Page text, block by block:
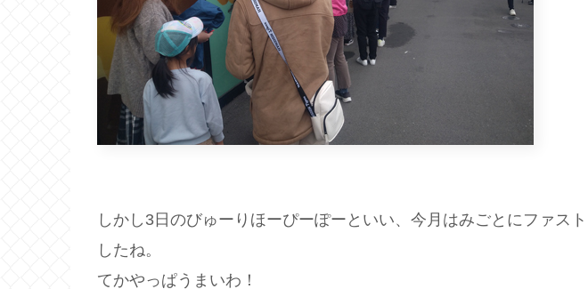
しかし3日のびゅーりほーぴーぽーといい、今月はみごとにファス
したね。
てかやっぱうまいわ！